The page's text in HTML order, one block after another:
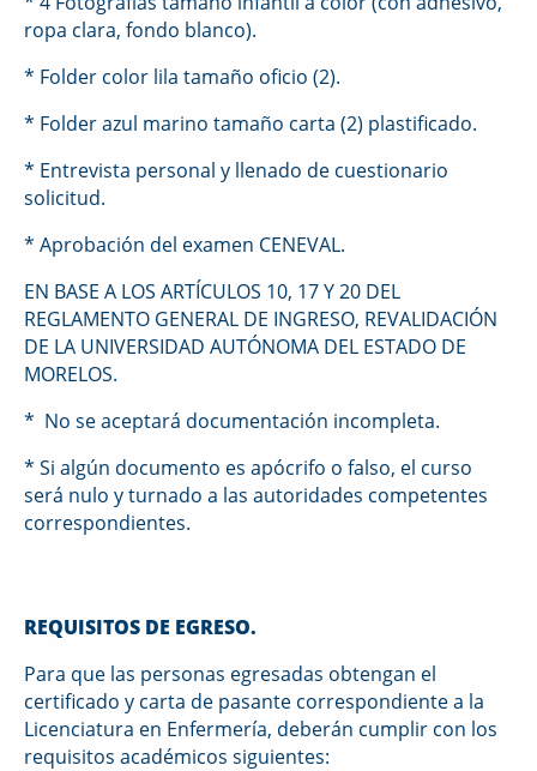
ropa clara, fondo blanco).
* Folder color lila tamaño oficio (2).
* Folder azul marino tamaño carta (2) plastificado.
* Entrevista personal y llenado de cuestionario
solicitud.
* Aprobación del examen CENEVAL.
EN BASE A LOS ARTÍCULOS 10, 17 Y 20 DEL
REGLAMENTO GENERAL DE INGRESO, REVALIDACIÓN
DE LA UNIVERSIDAD AUTÓNOMA DEL ESTADO DE
MORELOS.
* No se aceptará documentación incompleta.
* Si algún documento es apócrifo o falso, el curso
será nulo y turnado a las autoridades competentes
correspondientes.
REQUISITOS DE EGRESO.
Para que las personas egresadas obtengan el
certificado y carta de pasante correspondiente a la
Licenciatura en Enfermería, deberán cumplir con los
requisitos académicos siguientes: